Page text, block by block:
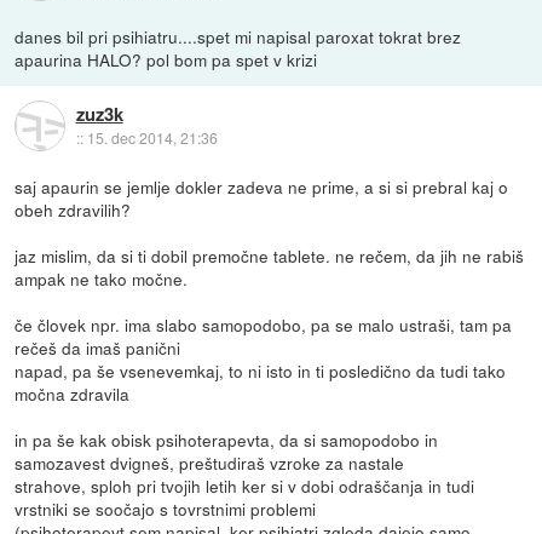
danes bil pri psihiatru....spet mi napisal paroxat tokrat brez
apaurina HALO? pol bom pa spet v krizi
zuz3k
:: 15. dec 2014, 21:36
saj apaurin se jemlje dokler zadeva ne prime, a si si prebral kaj o
obeh zdravilih?
jaz mislim, da si ti dobil premočne tablete. ne rečem, da jih ne rabiš
ampak ne tako močne.
če človek npr. ima slabo samopodobo, pa se malo ustraši, tam pa
rečeš da imaš panični
napad, pa še vsenevemkaj, to ni isto in ti posledično da tudi tako
močna zdravila
in pa še kak obisk psihoterapevta, da si samopodobo in
samozavest dvigneš, preštudiraš vzroke za nastale
strahove, sploh pri tvojih letih ker si v dobi odraščanja in tudi
vrstniki se soočajo s tovrstnimi problemi